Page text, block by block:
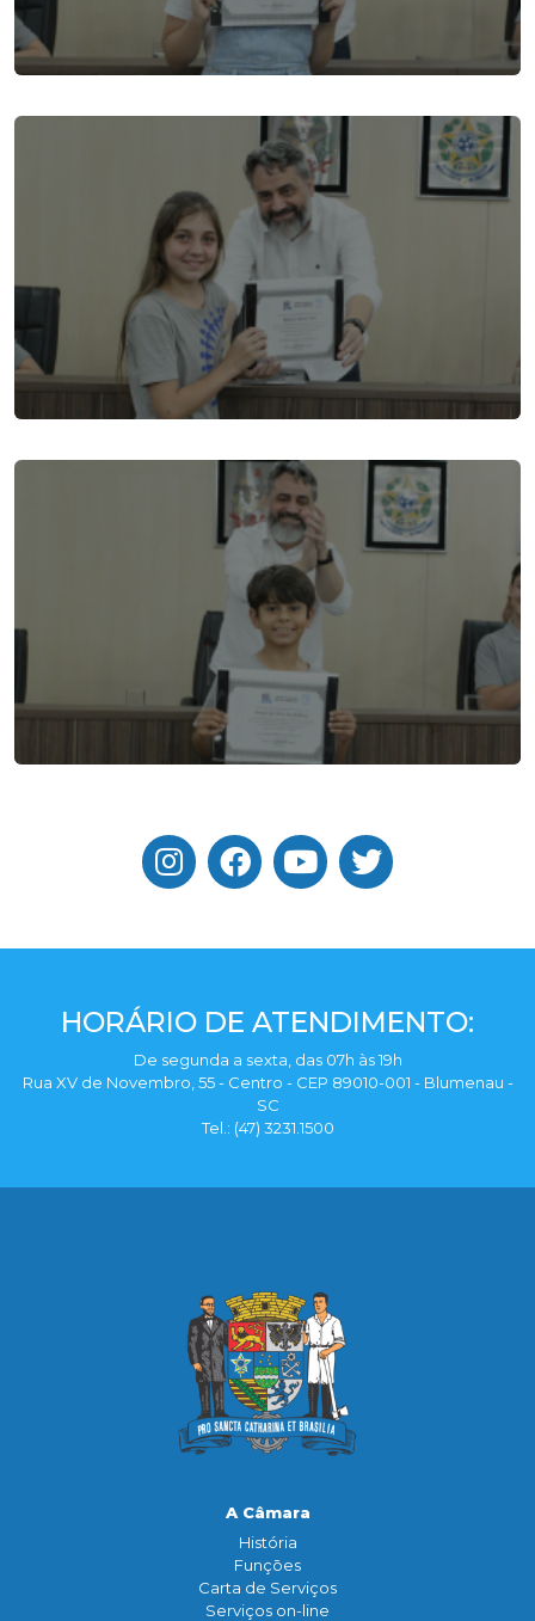
HORÁRIO DE ATENDIMENTO:
De segunda a sexta, das 07h às 19h
Rua XV de Novembro, 55 - Centro - CEP 89010-001 - Blumenau -
SC
Tel.: (47) 3231.1500
A Câmara
História
Funçōes
Carta de Serviços
Serviços on-line